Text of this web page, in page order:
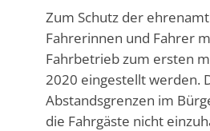
Zum Schutz der
Fahrerinnen und Fahrer
Fahrbetrieb zum ersten
2020 eingestellt werden.
Abstandsgrenzen im
die Fahrgäste nicht